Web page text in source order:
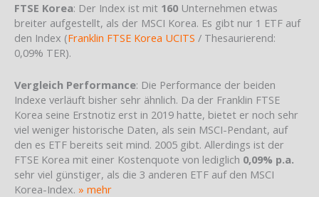
FTSE Korea: Der Index ist mit 160 Unternehmen etwas
breiter aufgestellt, als der MSCI Korea. Es gibt nur 1 ETF auf
den Index (Franklin FTSE Korea UCITS / Thesaurierend:
0,09% TER).
Vergleich Performance: Die Performance der beiden
Indexe verläuft bisher sehr ähnlich. Da der Franklin FTSE
Korea seine Erstnotiz erst in 2019 hatte, bietet er noch sehr
viel weniger historische Daten, als sein MSCI-Pendant, auf
den es ETF bereits seit mind. 2005 gibt. Allerdings ist der
FTSE Korea mit einer Kostenquote von lediglich 0,09% p.a.
sehr viel günstiger, als die 3 anderen ETF auf den MSCI
Korea-Index. » mehr